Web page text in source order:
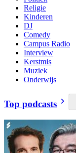
Religie
Kinderen
DJ
Comedy
Campus Radio
Interview
Kerstmis
Muziek
Onderwijs
Top podcasts